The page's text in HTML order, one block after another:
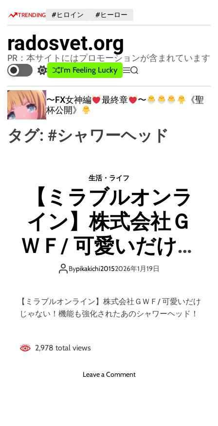
TRENDING #ヒロイン #ヒーロー
radosvet.org
PR：本サイトにはプロモーションが含まれています
S
w
i
t
c
c
o
I'm Feeling Lucky
M
e
n
u
S
e
a
r
〜FX女神編 最終章 〜
《聖
杯公開》
タグ: #シャワーヘッド
生活・ライフ
【ミラブルオンラ
イン】株式会社Ｇ
ＷＦ/ 可愛いだけじ
ゃない！機能も強
化されたあのシャ
ワーヘッド！
Bypikakichi20152026年1月19日
【ミラブルオンライン】株式会社ＧＷＦ/ 可愛いだけ
じゃない！機能も強化されたあのシャワーヘッド！
2,978 total views
Leave a Commento